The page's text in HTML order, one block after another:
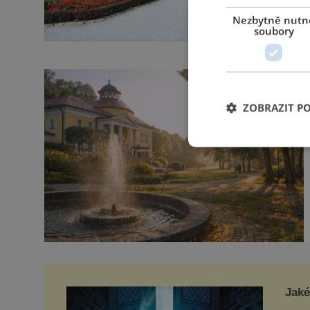
Nezbytně
soubory
ZOBRAZIT